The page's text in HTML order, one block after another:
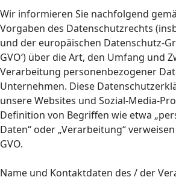
Wir informieren Sie nachfolgend
Vorgaben des Datenschutzrechts
und der europäischen Datenschutz-
GVO‘) über die Art, den Umfang und
Verarbeitung personenbezogener
Unternehmen. Diese
unsere Websites und Sozial-Media-
Definition von Begriffen wie etwa
Daten“ oder „Verarbeitung“
GVO.
Name und Kontaktdaten des / der